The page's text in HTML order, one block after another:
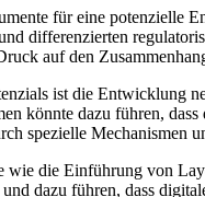
für eine potenzielle
differenzierten
auf den
ist die Entwicklung
könnte dazu führen,
spezielle Mechanismen
wie die Einführung von
dazu führen, dass